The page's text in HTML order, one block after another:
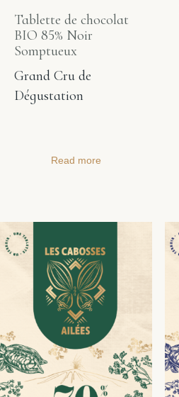
Tablette de chocolat
BIO 85% Noir
Somptueux
Grand Cru de
Dégustation
Read more